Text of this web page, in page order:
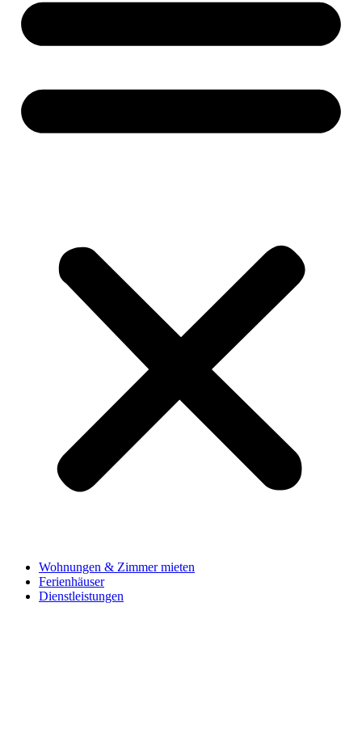
Wohnungen & Zimmer mieten
Ferienhäuser
Dienstleistungen